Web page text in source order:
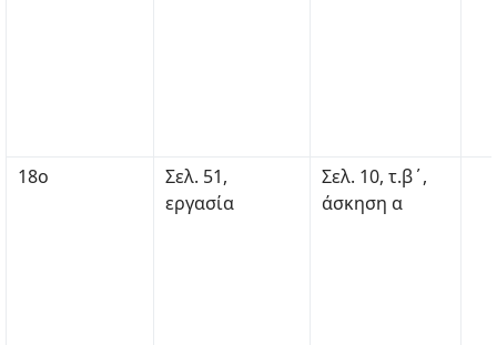
18ο
Σελ. 51,
εργασία
Σελ. 10, τ.β΄,
άσκηση α